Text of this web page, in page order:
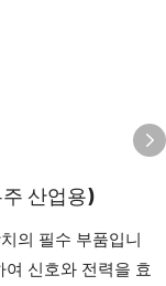
산업용)
의 필수 부품입니
신호와 전력을 효